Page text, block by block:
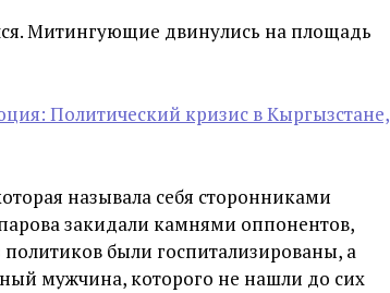
Митингующие двинулись на площадь
Политический кризис в Кыргызстане,
называла себя сторонниками
закидали камнями оппонентов,
политиков были госпитализированы, а
мужчина, которого не нашли до сих